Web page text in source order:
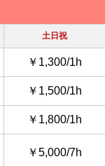
土日祝
￥1,300/1h
￥1,500/1h
￥1,800/1h
￥5,000/7h